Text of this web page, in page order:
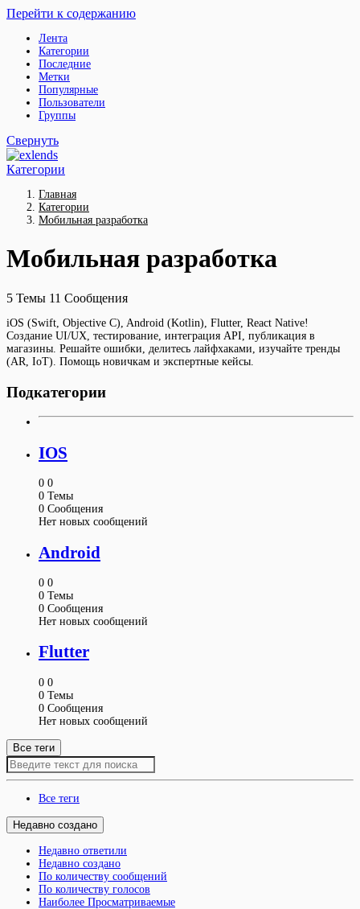
Перейти к содержанию
Лента
Категории
Последние
Метки
Популярные
Пользователи
Группы
Свернуть
Категории
Главная
Категории
Мобильная разработка
Мобильная разработка
5 Темы 11 Сообщения
iOS (Swift, Objective C), Android (Kotlin), Flutter, React Native!
Создание UI/UX, тестирование, интеграция API, публикация в
магазины. Решайте ошибки, делитесь лайфхаками, изучайте тренды
(AR, IoT). Помощь новичкам и экспертные кейсы.
Подкатегории
IOS
0 0
0 Темы
0 Сообщения
Нет новых сообщений
Android
0 0
0 Темы
0 Сообщения
Нет новых сообщений
Flutter
0 0
0 Темы
0 Сообщения
Нет новых сообщений
Все теги
Все теги
Недавно создано
Недавно ответили
Недавно создано
По количеству сообщений
По количеству голосов
Наиболее Просматриваемые